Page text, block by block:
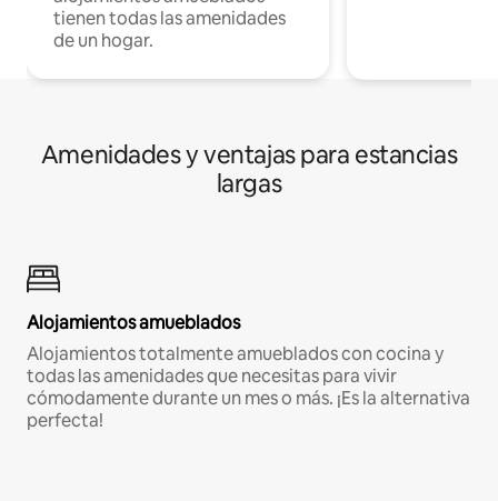
tienen todas las amenidades
de un hogar.
Amenidades y ventajas para estancias
largas
Alojamientos amueblados
Alojamientos totalmente amueblados con cocina y
todas las amenidades que necesitas para vivir
cómodamente durante un mes o más. ¡Es la alternativa
perfecta!